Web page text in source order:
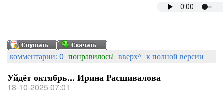
комментарии: 0 понравилось! вверх^ к полной версии
Уйдёт октябрь... Ирина Расшивалова
18-10-2025 07:01